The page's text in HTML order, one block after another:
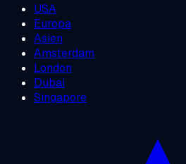
USA
Europa
Asien
Amsterdam
London
Dubai
Singapore